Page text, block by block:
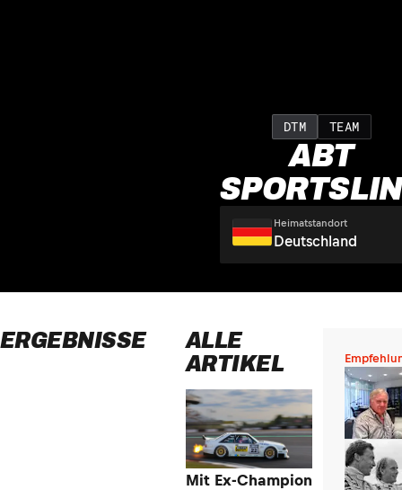
DTM TEAM
ABT
Heimatstandort
Deutschland
ERGEBNISSE
ALLE
ARTIKEL
Mit Ex-Champion